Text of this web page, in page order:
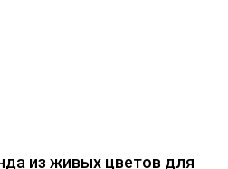
из живых цветов для